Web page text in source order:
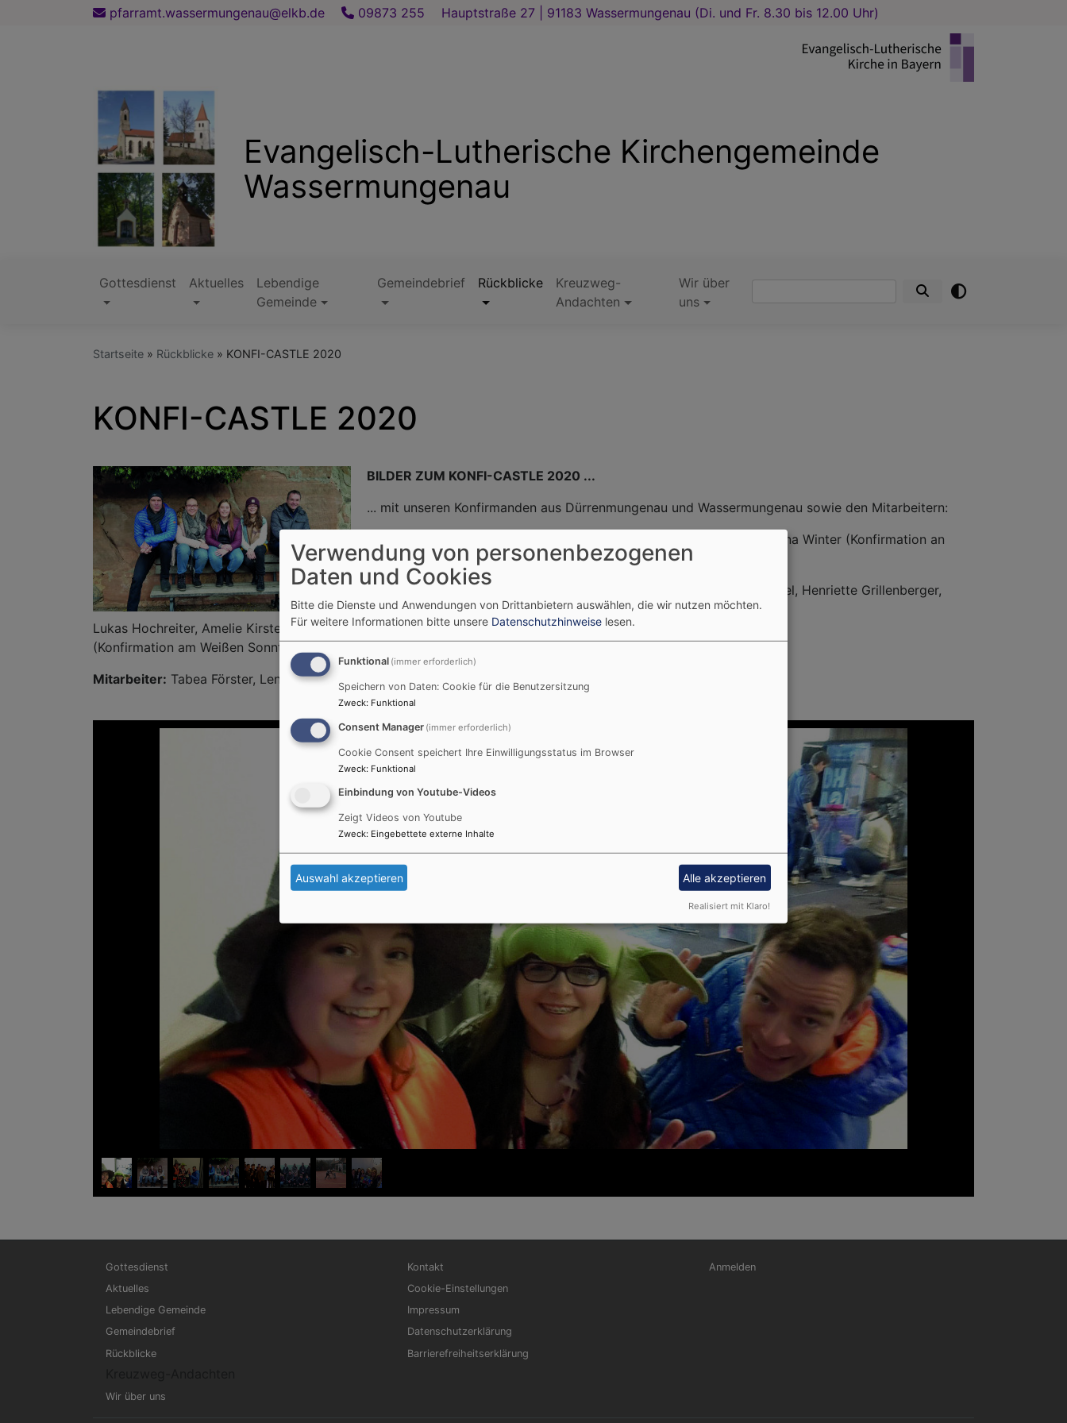
pfarramt.wassermungenau@elkb.de 09873 255 Hauptstraße 27 | 91183 Wassermungenau (Di. und Fr. 8.30 bis 12.00 Uhr)
Evangelisch-Lutherische Kirchengemeinde
Wassermungenau
Hauptnavigation
Gottesdienst Aktuelles
Lebendige
Gemeinde
Gemeindebrief Rückblicke
Kreuzweg-
Andachten
Wir über
uns
Startseite Rückblicke KONFI-CASTLE 2020
KONFI-CASTLE 2020
BILDER ZUM KONFI-CASTLE 2020 ...
... mit unseren Konfirmanden aus Dürrenmungenau und Wassermungenau sowie den Mitarbeitern:
: Julian Eichhorn, Andreas Hufmann, Julia Irmler, Lena Winter (Konfirmation an
Jublilate, 3. Mai 2020)
Wassermungenau:Tobias Bachmann, Marian Braun, Alexander Gabriel, Henriette Grillenberger,
Laurenz Haßler,
Lukas Hochreiter, Amelie Kirsten, Franz Kolb, Florian Mahr, Lisa Rieder, Denise Schwab, Elias Seitzinger
(Konfirmation am Weißen Sonntag, 19. April 2020)
Mitarbeiter: Tabea Förster, Lena Irmler, Moritz Weißmann, Julian Wiedmann, Pfarrer Brendel, Pfarrer Lorenz
Hauptnavigation
Gottesdienst
Aktuelles
Lebendige Gemeinde
Gemeindebrief
Rückblicke
Wir über uns
Fußbereichsmenü
Kontakt
Cookie-Einstellungen
Impressum
Datenschutzerklärung
Barrierefreiheitserklärung
Benutzermenü
Anmelden
Verwendung von personenbezogenen
Daten und Cookies
Bitte die Dienste und Anwendungen von Drittanbietern auswählen, die wir nutzen möchten.
Für weitere Informationen bitte unsere Datenschutzhinweise lesen.
Funktional (immer erforderlich)
Speichern von Daten: Cookie für die Benutzersitzung
Zweck: Funktional
Consent Manager (immer erforderlich)
Cookie Consent speichert Ihre Einwilligungsstatus im Browser
Zweck: Funktional
Einbindung von Youtube-Videos
Zeigt Videos von Youtube
Zweck: Eingebettete externe Inhalte
Auswahl akzeptieren Alle akzeptieren
Realisiert mit Klaro!